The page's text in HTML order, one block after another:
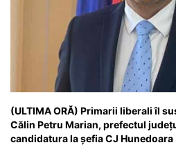
(ULTIMA ORĂ) Primarii liberali îl
Călin Petru Marian, prefectul
candidatura la șefia CJ Hunedoara